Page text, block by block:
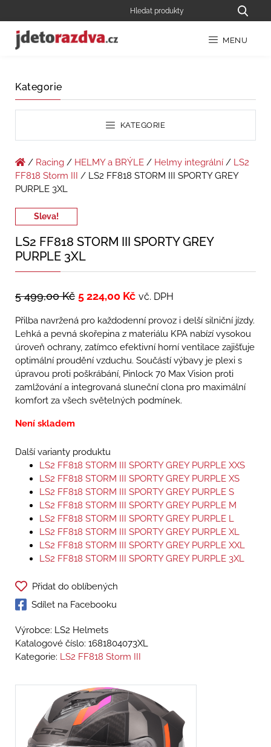
MENU
Kategorie
KATEGORIE
/ Racing / HELMY a BRÝLE / Helmy integrální / LS2
FF818 Storm III
/ LS2 FF818 STORM III SPORTY GREY
PURPLE 3XL
Sleva!
LS2 FF818 STORM III SPORTY GREY
PURPLE 3XL
5 499,00Kč 5 224,00 Kč vč. DPH
Přilba navržená pro každodenní provoz i delší silniční jízdy.
Lehká a pevná skořepina z materiálu KPA nabízí vysokou
úroveň ochrany, zatímco efektivní horní ventilace zajišťuje
optimální proudění vzduchu. Součástí výbavy je plexi s
úpravou proti poškrábání, Pinlock 70 Max Vision proti
zamlžování a integrovaná sluneční clona pro maximální
komfort za všech světelných podmínek.
Není skladem
Další varianty produktu
LS2 FF818 STORM III SPORTY GREY PURPLE XXS
LS2 FF818 STORM III SPORTY GREY PURPLE XS
LS2 FF818 STORM III SPORTY GREY PURPLE S
LS2 FF818 STORM III SPORTY GREY PURPLE M
LS2 FF818 STORM III SPORTY GREY PURPLE L
LS2 FF818 STORM III SPORTY GREY PURPLE XL
LS2 FF818 STORM III SPORTY GREY PURPLE XXL
LS2 FF818 STORM III SPORTY GREY PURPLE 3XL
Přidat do oblíbených
Sdílet na Facebooku
Výrobce: LS2 Helmets
Katalogové číslo: 1681804073XL
Kategorie: LS2 FF818 Storm III